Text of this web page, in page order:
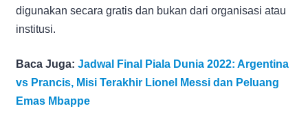
digunakan secara gratis dan bukan dari organisasi atau
institusi.
Baca Juga: Jadwal Final Piala Dunia 2022: Argentina
vs Prancis, Misi Terakhir Lionel Messi dan Peluang
Emas Mbappe